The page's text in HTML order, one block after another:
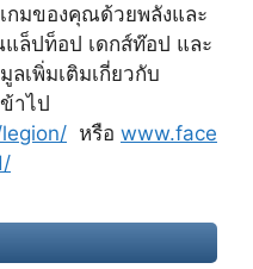
กมของคุณด้วยพลังและ
ล็ปท็อป เดกส์ท๊อป และ
เพิ่มเติมเกี่ยวกับ
าไป
หรือ www.face